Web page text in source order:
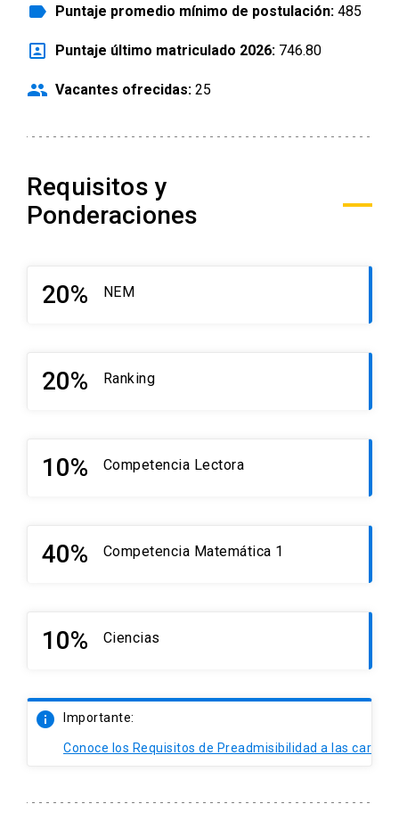
label Puntaje promedio mínimo de postulación: 485
portrait Puntaje último matriculado 2026: 746.80
people Vacantes ofrecidas: 25
Requisitos y
Ponderaciones
20% NEM
20% Ranking
10% Competencia Lectora
40% Competencia Matemática 1
10% Ciencias
info Importante:
Conoce los Requisitos de Preadmisibilidad a las